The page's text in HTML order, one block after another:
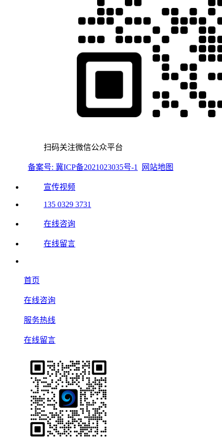
扫码关注微信公众平台
备案号: 冀ICP备2021023035号-1 网站地图
宣传视频
135 0329 3731
在线咨询
在线留言
首页
在线咨询
服务热线
在线留言